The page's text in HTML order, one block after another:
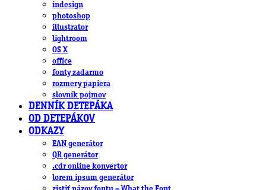
indesign
photoshop
illustrator
lightroom
OS X
office
fonty zadarmo
rozmery papiera
slovník pojmov
DENNÍK DETEPÁKA
OD DETEPÁKOV
ODKAZY
EAN generátor
QR generátor
.cdr online konvertor
lorem ipsum generátor